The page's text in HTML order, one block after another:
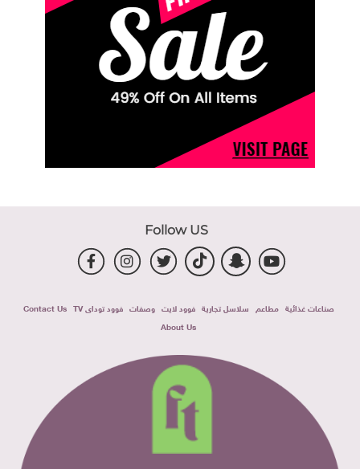
Follow US
صناعات غذائية مطاعم سلاسل تجارية فوود لايت وصفات فوود توداى TV
Contact Us
About Us